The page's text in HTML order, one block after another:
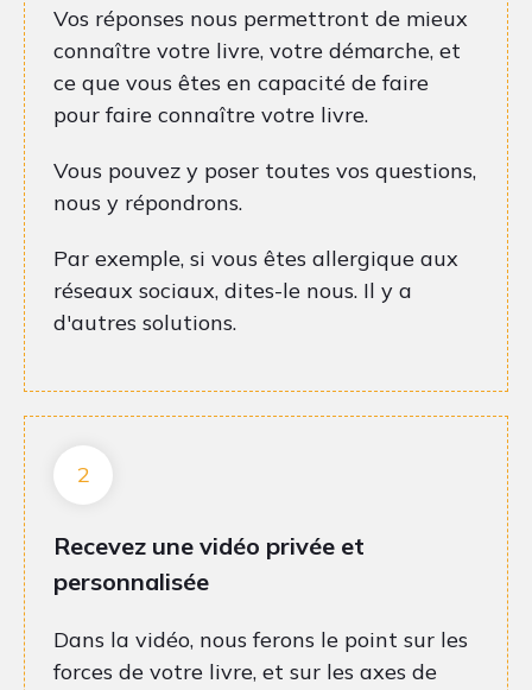
Vos réponses nous permettront de mieux
connaître votre livre, votre démarche, et
ce que vous êtes en capacité de faire
pour faire connaître votre livre.
Vous pouvez y poser toutes vos questions,
nous y répondrons.
Par exemple, si vous êtes allergique aux
réseaux sociaux, dites-le nous. Il y a
d'autres solutions.
2
Recevez une vidéo privée et
personnalisée
Dans la vidéo, nous ferons le point sur les
forces de votre livre, et sur les axes de